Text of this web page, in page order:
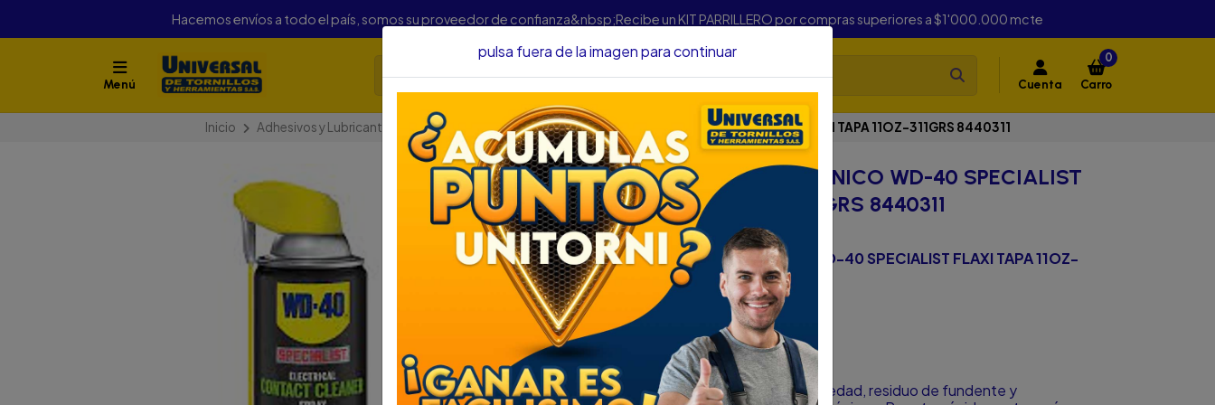
Hacemos envíos a todo el país, somos su proveedor de confianza&nbsp;Recibe un KIT PARRILLERO por compras superiores a $1'000.000 mcte
Menú Cuenta
0
Carro
Inicio Adhesivos y Lubricantes Lubricantes LIMPIADOR ELECTRONICO WD-40 SPECIALIST FLAXI TAPA 11OZ-311GRS 8440311
LIMPIADOR ELECTRONICO WD-40 SPECIALIST
FLAXI TAPA 11OZ-311GRS 8440311
DESCRIPCIÓN
LIMPIADOR ELECTRONICO WD-40 SPECIALIST FLAXI TAPA 11OZ-
311GRS 8440311
SKU....64735075
DESCRIPCIÓN...
Limpia eficazmente aceite, suciedad, residuo de fundente y
pulsa fuera de la imagen para continuar